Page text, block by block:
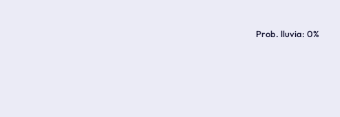
Prob. lluvia 0%